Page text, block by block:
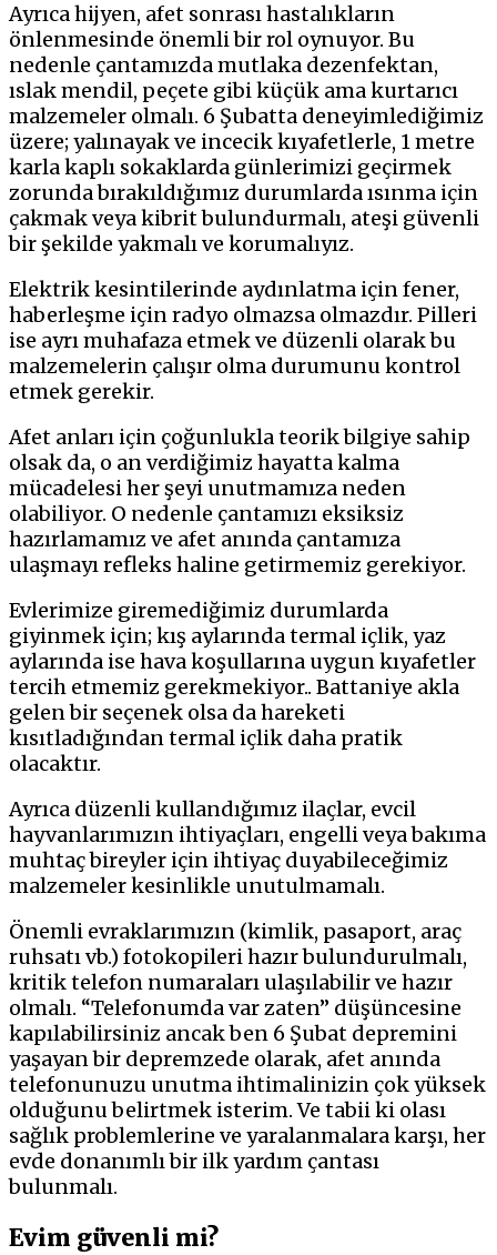
Ayrıca hijyen, afet sonrası hastalıkların
önlenmesinde önemli bir rol oynuyor. Bu
nedenle çantamızda mutlaka dezenfektan,
ıslak mendil, peçete gibi küçük ama kurtarıcı
malzemeler olmalı. 6 Şubatta deneyimlediğimiz
üzere; yalınayak ve incecik kıyafetlerle, 1 metre
karla kaplı sokaklarda günlerimizi geçirmek
zorunda bırakıldığımız durumlarda ısınma için
çakmak veya kibrit bulundurmalı, ateşi güvenli
bir şekilde yakmalı ve korumalıyız.
Elektrik kesintilerinde aydınlatma için fener,
haberleşme için radyo olmazsa olmazdır. Pilleri
ise ayrı muhafaza etmek ve düzenli olarak bu
malzemelerin çalışır olma durumunu kontrol
etmek gerekir.
Afet anları için çoğunlukla teorik bilgiye sahip
olsak da, o an verdiğimiz hayatta kalma
mücadelesi her şeyi unutmamıza neden
olabiliyor. O nedenle çantamızı eksiksiz
hazırlamamız ve afet anında çantamıza
ulaşmayı refleks haline getirmemiz gerekiyor.
Evlerimize giremediğimiz durumlarda
giyinmek için; kış aylarında termal içlik, yaz
aylarında ise hava koşullarına uygun kıyafetler
tercih etmemiz gerekmekiyor.. Battaniye akla
gelen bir seçenek olsa da hareketi
kısıtladığından termal içlik daha pratik
olacaktır.
Ayrıca düzenli kullandığımız ilaçlar, evcil
hayvanlarımızın ihtiyaçları, engelli veya bakıma
muhtaç bireyler için ihtiyaç duyabileceğimiz
malzemeler kesinlikle unutulmamalı.
Önemli evraklarımızın (kimlik, pasaport, araç
ruhsatı vb.) fotokopileri hazır bulundurulmalı,
kritik telefon numaraları ulaşılabilir ve hazır
olmalı. “Telefonumda var zaten” düşüncesine
kapılabilirsiniz ancak ben 6 Şubat depremini
yaşayan bir depremzede olarak, afet anında
telefonunuzu unutma ihtimalinizin çok yüksek
olduğunu belirtmek isterim. Ve tabii ki olası
sağlık problemlerine ve yaralanmalara karşı, her
evde donanımlı bir ilk yardım çantası
bulunmalı.
Evim güvenli mi?